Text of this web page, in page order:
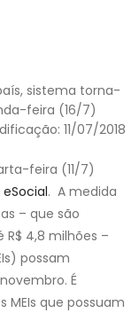
sistema torna-
feira (16/7)
11/07/2018
feira (11/7)
. A medida
– que são
4,8 milhões –
possam
É
que possuam